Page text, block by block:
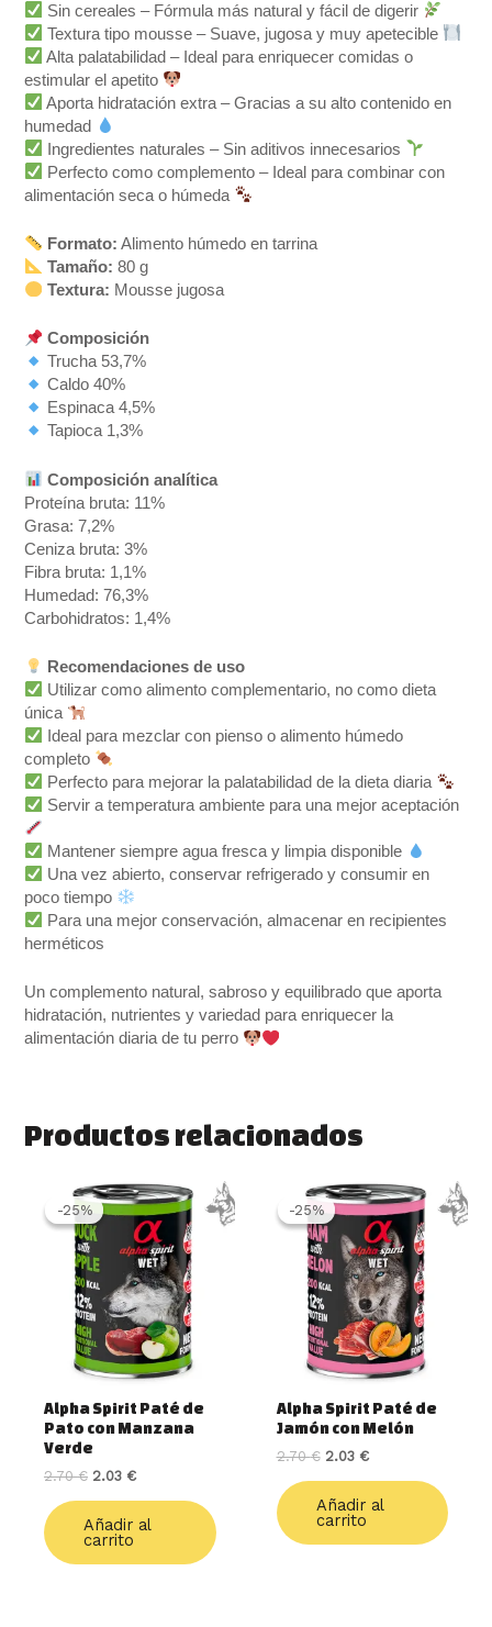
Sin cereales – Fórmula más natural y fácil de digerir
Textura tipo mousse – Suave, jugosa y muy apetecible
Alta palatabilidad – Ideal para enriquecer comidas o
estimular el apetito
Aporta hidratación extra – Gracias a su alto contenido en
humedad
Ingredientes naturales – Sin aditivos innecesarios
Perfecto como complemento – Ideal para combinar con
alimentación seca o húmeda
Formato: Alimento húmedo en tarrina
Tamaño: 80 g
Textura: Mousse jugosa
Composición
Trucha 53,7%
Caldo 40%
Espinaca 4,5%
Tapioca 1,3%
Composición analítica
Proteína bruta: 11%
Grasa: 7,2%
Ceniza bruta: 3%
Fibra bruta: 1,1%
Humedad: 76,3%
Carbohidratos: 1,4%
Recomendaciones de uso
Utilizar como alimento complementario, no como dieta
única
Ideal para mezclar con pienso o alimento húmedo
completo
Perfecto para mejorar la palatabilidad de la dieta diaria
Servir a temperatura ambiente para una mejor aceptación
Mantener siempre agua fresca y limpia disponible
Una vez abierto, conservar refrigerado y consumir en
poco tiempo
Para una mejor conservación, almacenar en recipientes
herméticos
Un complemento natural, sabroso y equilibrado que aporta
hidratación, nutrientes y variedad para enriquecer la
alimentación diaria de tu perro
Productos relacionados
-25%
-25%
Alpha Spirit Paté de
Pato con Manzana
Verde
2.70€
El
precio
original
era:
2.70 €.
2.03 €
El
precio
actual
es:
2.03 €.
Añadir al
carrito
-25%
-25%
Alpha Spirit Paté de
Jamón con Melón
2.70€
El
precio
original
era:
2.70 €.
2.03 €
El
precio
actual
es:
2.03 €.
Añadir al
carrito